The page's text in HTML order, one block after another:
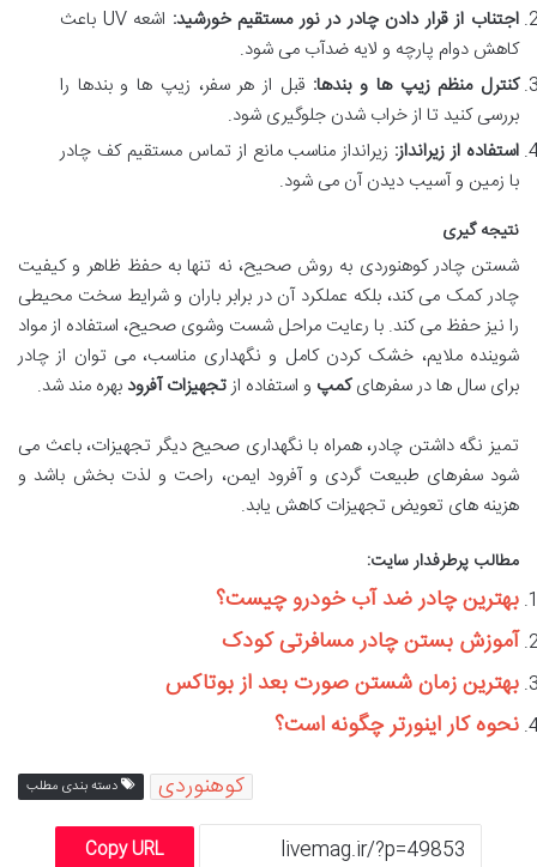
اجتناب از قرار دادن چادر در نور مستقیم خورشید:
اشعه UV باعث
کاهش دوام پارچه و لایه ضدآب می شود.
کنترل منظم زیپ ها و بندها: قبل از هر سفر، زیپ ها و بندها را
بررسی کنید تا از خراب شدن جلوگیری شود.
استفاده از زیرانداز: زیرانداز مناسب مانع از تماس مستقیم کف چادر
با زمین و آسیب دیدن آن می شود.
نتیجه گیری
شستن چادر کوهنوردی به روش صحیح، نه تنها به حفظ ظاهر و کیفیت
چادر کمک می کند، بلکه عملکرد آن در برابر باران و شرایط سخت محیطی
را نیز حفظ می کند. با رعایت مراحل شست وشوی صحیح، استفاده از مواد
شوینده ملایم، خشک کردن کامل و نگهداری مناسب، می توان از چادر
برای سال ها در سفرهایکمپ و استفاده ازتجهیزات آفرود بهره مند شد.
تمیز نگه داشتن چادر، همراه با نگهداری صحیح دیگر تجهیزات، باعث می
شود سفرهای طبیعت گردی و آفرود ایمن، راحت و لذت بخش باشد و
هزینه های تعویض تجهیزات کاهش یابد.
مطالب پرطرفدار سایت:
بهترین چادر ضد آب خودرو چیست؟
آموزش بستن چادر مسافرتی کودک
بهترین زمان شستن صورت بعد از بوتاکس
نحوه کار اینورتر چگونه است؟
دسته بندی مطلب کوهنوردی
Copy URL